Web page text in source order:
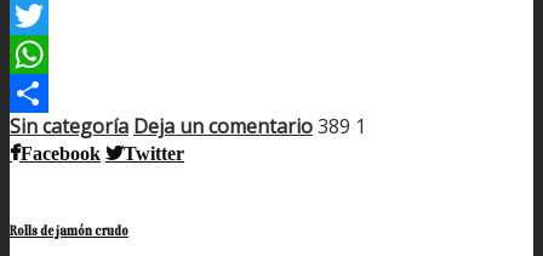
Facebook
Twitter
WhatsApp
Compartir
Sin categoría Deja un comentario389 1
Facebook Twitter
Rolls de jamón crudo